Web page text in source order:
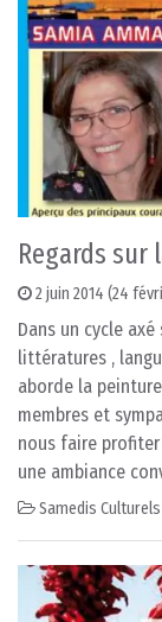
Regards sur
2 juin 2014 (24
Dans un cycle
littératures ,
aborde la
membres et
nous faire
une ambiance
Samedis Culturels